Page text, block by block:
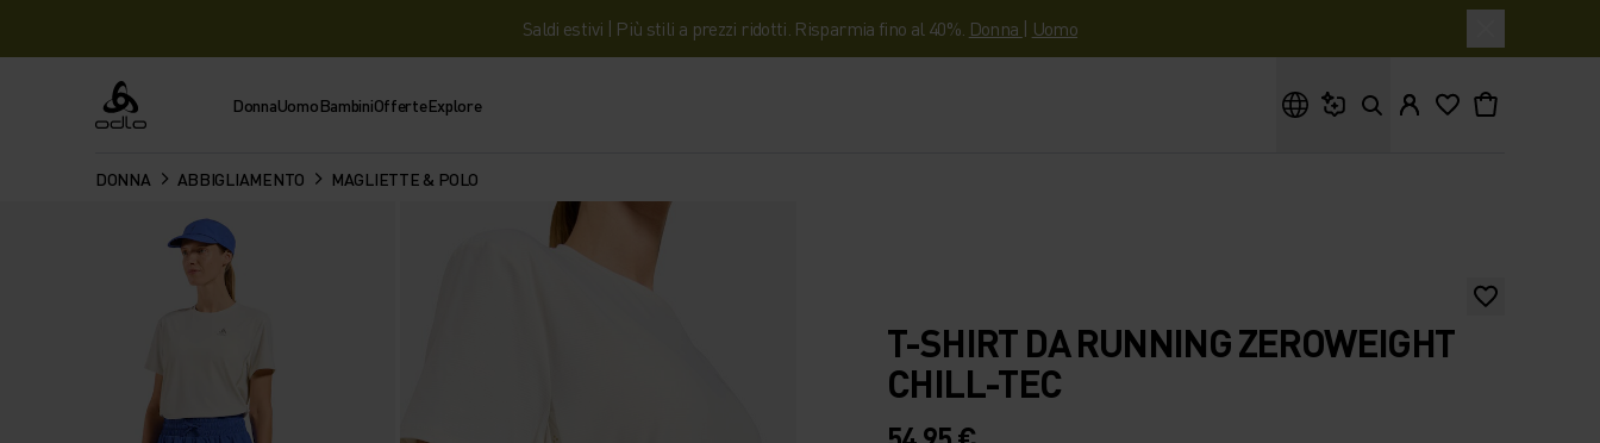
Saldi estivi | Più stili a prezzi ridotti. Risparmia fino al 40%. Donna | Uomo
Odlo DonnaUomoBambiniOfferteExplore
DONNA ABBIGLIAMENTO MAGLIETTE & POLO
T-SHIRT DA RUNNING ZEROWEIGHT
CHILL-TEC